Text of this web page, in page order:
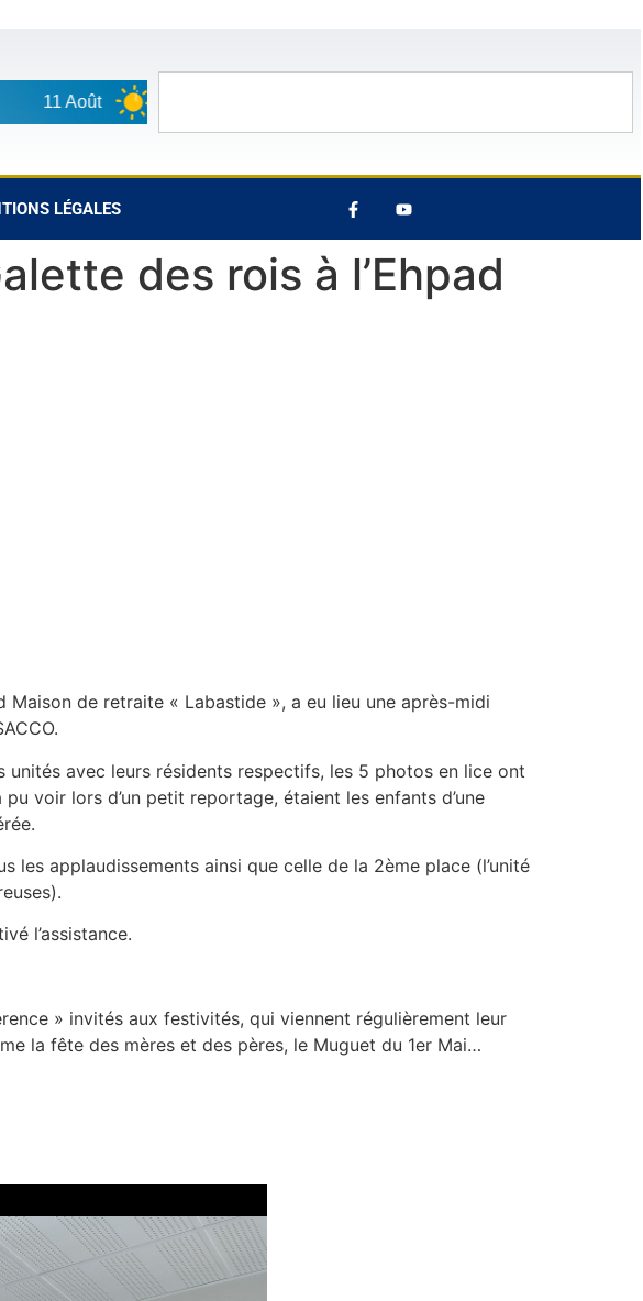
11 Août 32°C
LÉGALES
des rois à l’Ehpad
de retraite « Labastide », a eu lieu une après-midi
avec leurs résidents respectifs, les 5 photos en lice ont
voir lors d’un petit reportage, étaient les enfants d’une
les applaudissements ainsi que celle de la 2ème place (l’unité
l’assistance.
» invités aux festivités, qui viennent régulièrement leur
la fête des mères et des pères, le Muguet du 1er Mai…